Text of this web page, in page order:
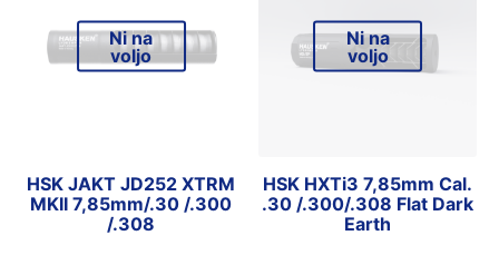
Ni na
voljo
HSK JAKT JD252 XTRM
MKII 7,85mm/.30 /.300
/.308
Ni na
voljo
HSK HXTi3 7,85mm Cal.
.30 /.300/.308 Flat Dark
Earth